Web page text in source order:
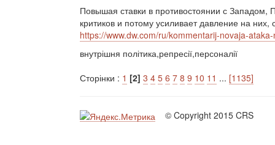
Повышая ставки в противостоянии с Западом,
критиков и потому усиливает давление на
https://www.dw.com/ru/kommentarij-novaja-
внутрішня політика,репресії,персоналії
Сторінки : 1 [2] 3 4 5 6 7 8 9 10 11 ... [1135]
© Copyright 2015 CRS